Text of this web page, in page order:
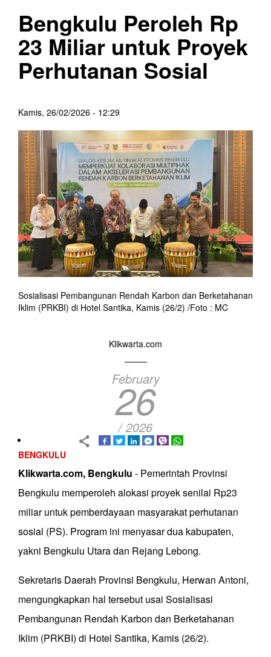
Bengkulu Peroleh Rp
23 Miliar untuk Proyek
Perhutanan Sosial
Kamis, 26/02/2026 - 12:29
Sosialisasi Pembangunan Rendah Karbon dan Berketahanan
Iklim (PRKBI) di Hotel Santika, Kamis (26/2) /Foto : MC
Klikwarta.com
February
26
/ 2026
BENGKULU
Klikwarta.com, Bengkulu - Pemerintah Provinsi
Bengkulu memperoleh alokasi proyek senilai Rp23
miliar untuk pemberdayaan masyarakat perhutanan
sosial (PS). Program ini menyasar dua kabupaten,
yakni Bengkulu Utara dan Rejang Lebong.
Sekretaris Daerah Provinsi Bengkulu, Herwan Antoni,
mengungkapkan hal tersebut usai Sosialisasi
Pembangunan Rendah Karbon dan Berketahanan
Iklim (PRKBI) di Hotel Santika, Kamis (26/2).